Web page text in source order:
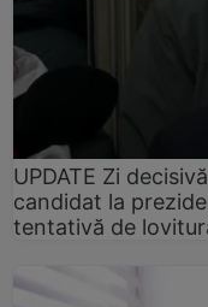
UPDATE Zi
candidat la
tentativă de